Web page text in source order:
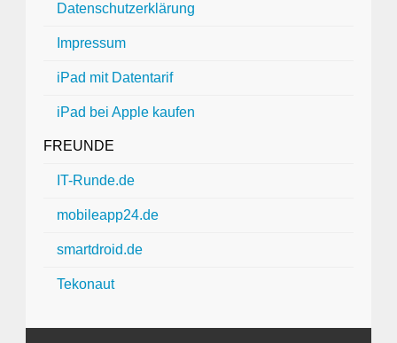
Datenschutzerklärung
Impressum
iPad mit Datentarif
iPad bei Apple kaufen
FREUNDE
IT-Runde.de
mobileapp24.de
smartdroid.de
Tekonaut